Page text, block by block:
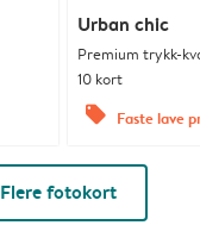
Urban chic
Premium trykk-
10 kort
offers Faste lave
Flere fotokort